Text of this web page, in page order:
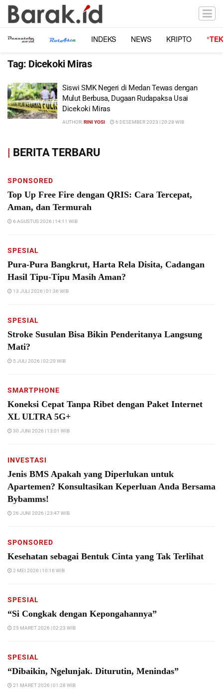
INDEKS NEWS KRIPTO
Tag: Dicekoki Miras
Siswi SMK Negeri di Medan Tewas dengan
Mulut Berbusa, Dugaan Rudapaksa Usai
Dicekoki Miras
AUTHOR:RINI YOSI 6 DESEMBER 2023 | 20:28 WIB
| BERITA TERBARU
SPONSORED
Top Up Free Fire dengan QRIS: Cara Tercepat,
Aman, dan Termurah
6 AGUSTUS 2026 | 14:11 WIB
SPESIAL
Pura-Pura Bangkrut, Harta Rela Disita, Cadangan
Hasil Tipu-Tipu Masih Aman?
13 JULI 2026 | 01:36 WIB
SPESIAL
Stroke Susulan Bisa Bikin Penderitanya Langsung
Mati?
5 JULI 2026 | 02:20 WIB
SMARTPHONE
Koneksi Cepat Tanpa Ribet dengan Paket Internet
XL ULTRA 5G+
30 JUNI 2026 | 13:01 WIB
INVESTASI
Jenis BMS Apakah yang Diperlukan untuk
Apartemen? Konsultasikan Keperluan Anda Bersama
Bybamms!
26 JUNI 2026 | 23:47 WIB
SPONSORED
Kesehatan sebagai Bentuk Cinta yang Tak Terlihat
2 MEI 2026 | 10:16 WIB
SPESIAL
“Si Congkak dengan Kepongahannya”
25 MARET 2026 | 02:23 WIB
SPESIAL
“Dibaikin, Ngelunjak. Diturutin, Menindas”
21 MARET 2026 | 01:28 WIB